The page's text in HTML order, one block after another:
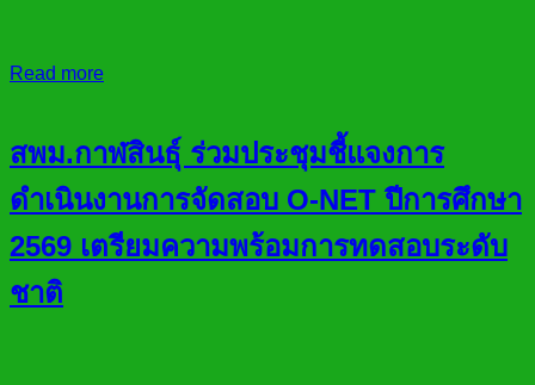
Read more
สพม.กาฬสินธุ์ ร่วมประชุมชี้แจงการ
ดำเนินงานการจัดสอบ O-NET ปีการศึกษา
2569 เตรียมความพร้อมการทดสอบระดับ
ชาติ